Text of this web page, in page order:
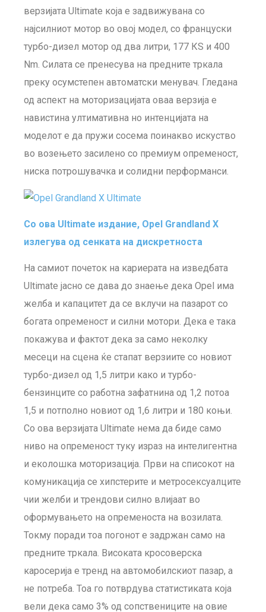
верзијата Ultimate која е задвижувана со
најсилниот мотор во овој модел, со француски
турбо-дизел мотор од два литри, 177 КЅ и 400
Nm. Силата се пренесува на предните тркала
преку осумстепен автоматски менувач. Гледана
од аспект на моторизацијата оваа верзија е
навистина ултимативна но интенцијата на
моделот е да пружи сосема поинакво искуство
во возењето засилено со премиум опременост,
ниска потрошувачка и солидни перформанси.
Со ова Ultimate издание, Opel Grandland X
излегува од сенката на дискретноста
На самиот почеток на кариерата на изведбата
Ultimate јасно се дава до знаење дека Opel има
желба и капацитет да се вклучи на пазарот со
богата опременост и силни мотори. Дека е така
покажува и фактот дека за само неколку
месеци на сцена ќе стапат верзиите со новиот
турбо-дизел од 1,5 литри како и турбо-
бензинците со работна зафатнина од 1,2 потоа
1,5 и потполно новиот од 1,6 литри и 180 коњи.
Со ова верзијата Ultimate нема да биде само
ниво на опременост туку израз на интелигентна
и еколошка моторизација. Први на списокот на
комуникација се хипстерите и метросексуалците
чии желби и трендови силно влијаат во
оформувањето на опременоста на возилата.
Токму поради тоа погонот е задржан само на
предните тркала. Високата кросоверска
каросерија е тренд на автомобилскиот пазар, а
не потреба. Тоа го потврдува статистиката која
вели дека само 3% од сопствениците на овие